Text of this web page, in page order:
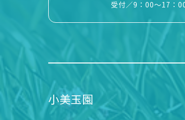
受付／9：00～17：
小美玉園